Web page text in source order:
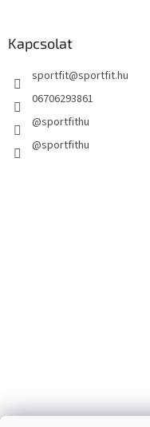
Kapcsolat
sportfit@sportfit.hu
06706293861
@sportfithu
@sportfithu